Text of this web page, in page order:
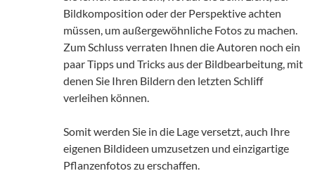
Bildkomposition oder der Perspektive achten
müssen, um außergewöhnliche Fotos zu machen.
Zum Schluss verraten Ihnen die Autoren noch ein
paar Tipps und Tricks aus der Bildbearbeitung, mit
denen Sie Ihren Bildern den letzten Schliff
verleihen können.
Somit werden Sie in die Lage versetzt, auch Ihre
eigenen Bildideen umzusetzen und einzigartige
Pflanzenfotos zu erschaffen.